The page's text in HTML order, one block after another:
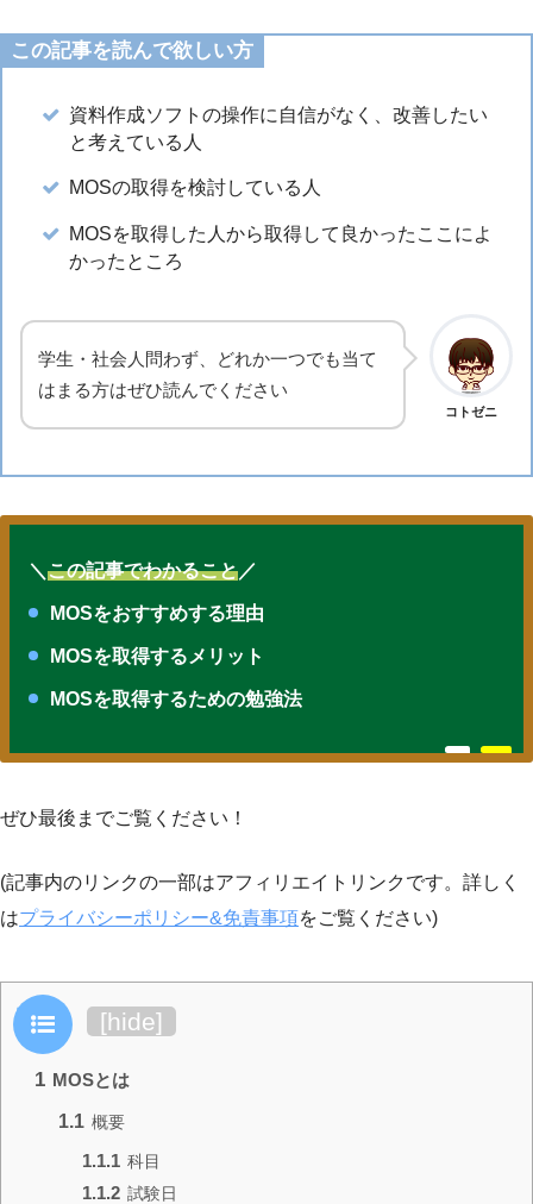
この記事を読んで欲しい方
資料作成ソフトの操作に自信がなく、改善したい
と考えている人
MOSの取得を検討している人
MOSを取得した人から取得して良かったここによ
かったところ
コトゼニ
学生・社会人問わず、どれか一つでも当て
はまる方はぜひ読んでください
＼ この記事でわかること／
MOSをおすすめする理由
MOSを取得するメリット
MOSを取得するための勉強法
ぜひ最後までご覧ください！
(記事内のリンクの一部はアフィリエイトリンクです。詳しく
はプライバシーポリシー&免責事項をご覧ください)
目次 [hide]
1 MOSとは
1.1 概要
1.1.1 科目
1.1.2 試験日